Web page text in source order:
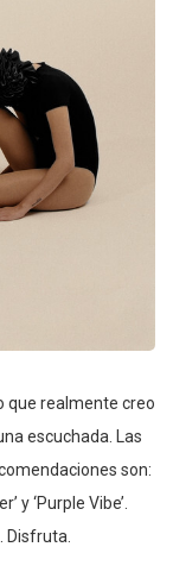
que realmente creo
escuchada. Las
son:
y ‘Purple Vibe’.
Disfruta.